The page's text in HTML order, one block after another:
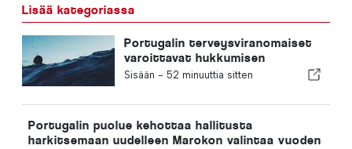
Lisää kategoriassa
Portugalin terveysviranomaiset
varoittavat hukkumisen
vaaroista
Sisään - 52 minuuttia sitten
Portugalin puolue kehottaa hallitusta
harkitsemaan uudelleen Marokon valintaa vuoden